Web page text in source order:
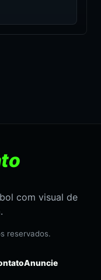
com visual de
reservados.
Anuncie